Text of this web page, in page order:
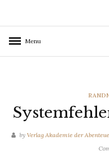
Menu
by Verlag Akademie der